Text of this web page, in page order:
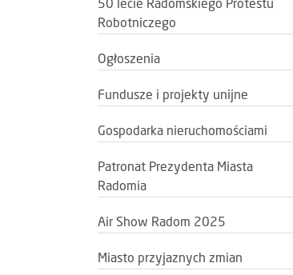
50 lecie Radomskiego Protestu
Robotniczego
Ogłoszenia
Fundusze i projekty unijne
Gospodarka nieruchomościami
Patronat Prezydenta Miasta
Radomia
Air Show Radom 2025
Miasto przyjaznych zmian